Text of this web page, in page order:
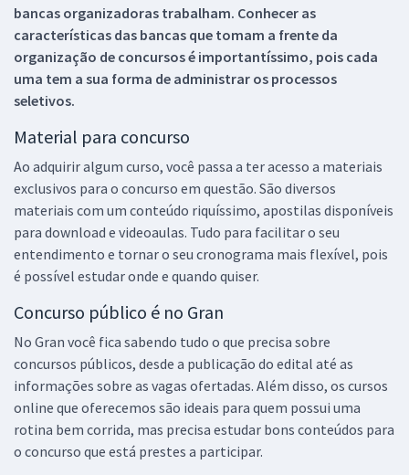
bancas organizadoras trabalham. Conhecer as
características das bancas que tomam a frente da
organização de concursos é importantíssimo, pois cada
uma tem a sua forma de administrar os processos
seletivos.
Material para concurso
Ao adquirir algum curso, você passa a ter acesso a materiais
exclusivos para o concurso em questão. São diversos
materiais com um conteúdo riquíssimo, apostilas disponíveis
para download e videoaulas. Tudo para facilitar o seu
entendimento e tornar o seu cronograma mais flexível, pois
é possível estudar onde e quando quiser.
Concurso público é no Gran
No Gran você fica sabendo tudo o que precisa sobre
concursos públicos, desde a publicação do edital até as
informações sobre as vagas ofertadas. Além disso, os cursos
online que oferecemos são ideais para quem possui uma
rotina bem corrida, mas precisa estudar bons conteúdos para
o concurso que está prestes a participar.